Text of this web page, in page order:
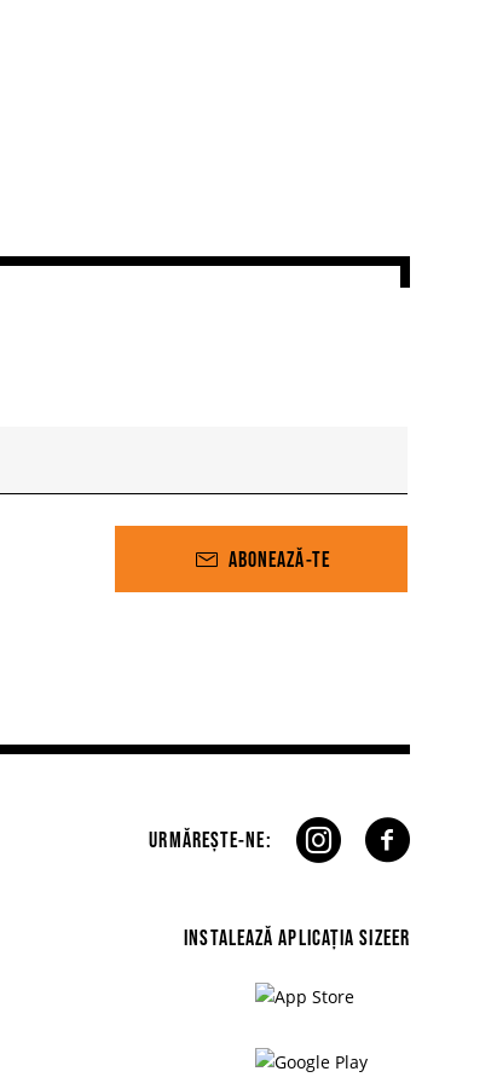
ABONEAZĂ-TE
URMĂREȘTE-NE:
INSTALEAZĂ APLICAȚIA SIZEER